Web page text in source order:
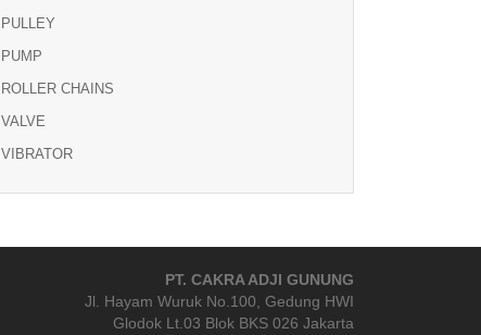
PULLEY
PUMP
ROLLER CHAINS
VALVE
VIBRATOR
PT. CAKRA ADJI GUNUNG
Jl. Hayam Wuruk No.100, Gedung HWI
Glodok Lt.03 Blok BKS 026 Jakarta